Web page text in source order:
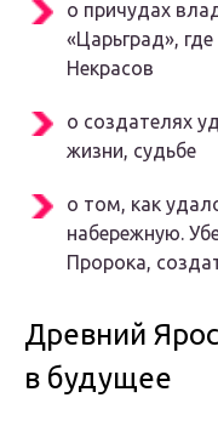
о причудах
«Царьград»,
Некрасов
о создателях
жизни, судьбе
о том, как
набережную.
Пророка,
Древний
в будущее